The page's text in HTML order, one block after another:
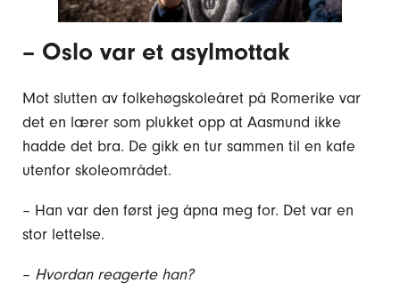
– Oslo var et asylmottak
Mot slutten av folkehøgskoleåret på Romerike var
det en lærer som plukket opp at Aasmund ikke
hadde det bra. De gikk en tur sammen til en kafe
utenfor skoleområdet.
– Han var den først jeg åpna meg for. Det var en
stor lettelse.
– Hvordan reagerte han?